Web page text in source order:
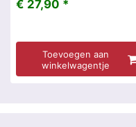
€ 27,90 *
Toevoegen aan
winkelwagentje